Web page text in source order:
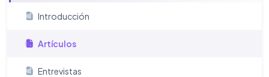
Introducción
Artículos
Entrevistas